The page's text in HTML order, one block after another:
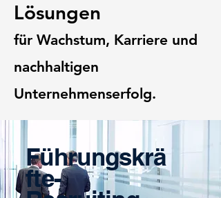
Lösungen
für Wachstum, Karriere und
nachhaltigen
Unternehmenserfolg.
Führungskrä
fte-